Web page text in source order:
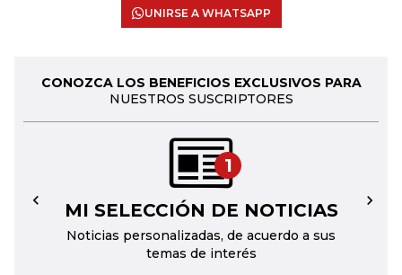
UNIRSE A WHATSAPP
CONOZCA LOS BENEFICIOS EXCLUSIVOS PARA
NUESTROS SUSCRIPTORES
1
MI SELECCIÓN DE NOTICIAS
Noticias personalizadas, de acuerdo a sus
temas de interés
← →